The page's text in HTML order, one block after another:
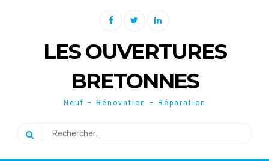
FacebookTwitterLinkedin
LES OUVERTURES
BRETONNES
Neuf – Rénovation – Réparation
Rechercher :